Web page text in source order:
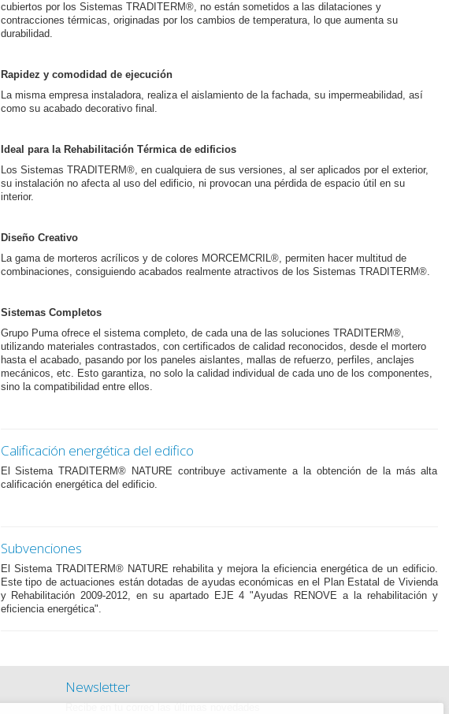
cubiertos por los Sistemas TRADITERM®, no están sometidos a las dilataciones y
contracciones térmicas, originadas por los cambios de temperatura, lo que aumenta su
durabilidad.
Rapidez y comodidad de ejecución
La misma empresa instaladora, realiza el aislamiento de la fachada, su impermeabilidad, así
como su acabado decorativo final.
Ideal para la Rehabilitación Térmica de edificios
Los Sistemas TRADITERM®, en cualquiera de sus versiones, al ser aplicados por el exterior,
su instalación no afecta al uso del edificio, ni provocan una pérdida de espacio útil en su
interior.
Diseño Creativo
La gama de morteros acrílicos y de colores MORCEMCRIL®, permiten hacer multitud de
combinaciones, consiguiendo acabados realmente atractivos de los Sistemas TRADITERM®.
Sistemas Completos
Grupo Puma ofrece el sistema completo, de cada una de las soluciones TRADITERM®,
utilizando materiales contrastados, con certificados de calidad reconocidos, desde el mortero
hasta el acabado, pasando por los paneles aislantes, mallas de refuerzo, perfiles, anclajes
mecánicos, etc. Esto garantiza, no solo la calidad individual de cada uno de los componentes,
sino la compatibilidad entre ellos.
Calificación energética del edifico
El Sistema TRADITERM® NATURE contribuye activamente a la obtención de la más alta
calificación energética del edificio.
Subvenciones
El Sistema TRADITERM® NATURE rehabilita y mejora la eficiencia energética de un edificio.
Este tipo de actuaciones están dotadas de ayudas económicas en el Plan Estatal de Vivienda
y Rehabilitación 2009-2012, en su apartado EJE 4 "Ayudas RENOVE a la rehabilitación y
eficiencia energética".
Newsletter